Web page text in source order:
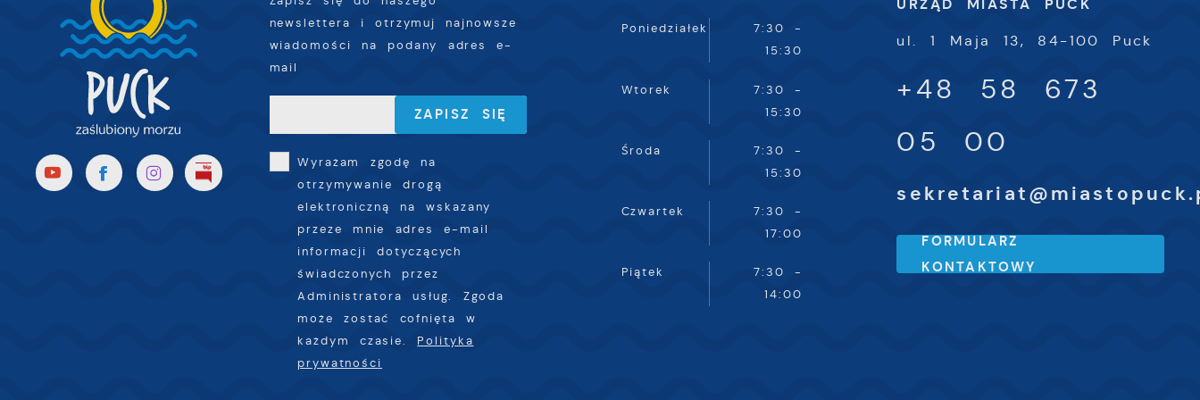
newslettera i otrzymuj najnowsze
wiadomości na podany adres e-
mail
Wyrażam zgodę na
otrzymywanie drogą
elektroniczną na wskazany
przeze mnie adres e-mail
informacji dotyczących
świadczonych przez
Administratora usług. Zgoda
może zostać cofnięta w
każdym czasie. Polityka
prywatności
Poniedziałek
7:30 -
15:30
Wtorek
7:30 -
15:30
Środa
7:30 -
15:30
Czwartek
7:30 -
17:00
Piątek
7:30 -
14:00
URZĄD MIASTA PUCK
ul. 1 Maja 13, 84-100 Puck
+48 58 673
05 00
FORMULARZ
KONTAKTOWY